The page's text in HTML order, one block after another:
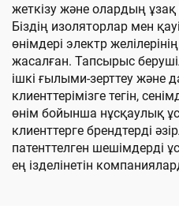
жеткізу және олардың
Біздің изоляторлар мен
өнімдері электр
жасалған. Тапсырыс
ішкі ғылыми-зерттеу
клиенттерімізге тегін,
өнім бойынша нұсқаулық
клиенттерге брендтерді
патенттелген шешімдерді
ең ізделінетін